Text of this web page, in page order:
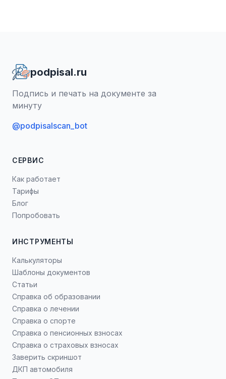
podpisal.ru
Подпись и печать на документе за
минуту
@podpisalscan_bot
СЕРВИС
Как работает
Тарифы
Блог
Попробовать
ИНСТРУМЕНТЫ
Калькуляторы
Шаблоны документов
Статьи
Справка об образовании
Справка о лечении
Справка о спорте
Справка о пенсионных взносах
Справка о страховых взносах
Заверить скриншот
ДКП автомобиля